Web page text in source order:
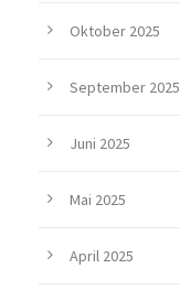
Oktober 2025
September 2025
Juni 2025
Mai 2025
April 2025